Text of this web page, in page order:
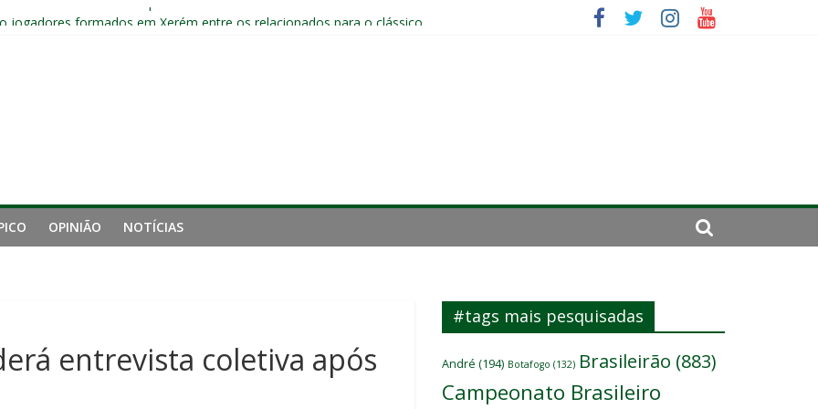
e está eliminado da Copa do Brasil
e passará por exames no Fluminense
tempo ruim do Fluminense e cobra arbitragem em lance de pancada: “Tem que parar o jogo”
OPINIÃO NOTÍCIAS
entrevista coletiva após
#tags mais pesquisadas
André (194) Botafogo (132) Brasileirão (883)
Campeonato Brasileiro